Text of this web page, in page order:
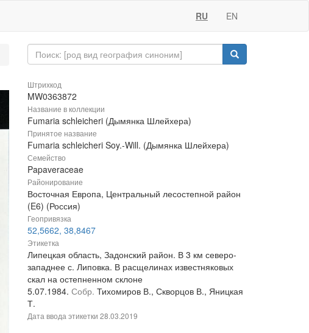
RU EN
Штрихкод
MW0363872
Название в коллекции
Fumaria schleicheri (Дымянка Шлейхера)
Принятое название
Fumaria schleicheri Soy.-Will. (Дымянка Шлейхера)
Семейство
Papaveraceae
Районирование
Восточная Европа, Центральный лесостепной район
(E6) (Россия)
Геопривязка
52,5662, 38,8467
Этикетка
Липецкая область, Задонский район. В 3 км северо-
западнее с. Липовка. В расщелинах известняковых
скал на остепненном склоне
5.07.1984. Собр. Тихомиров В., Скворцов В., Яницкая
Т.
Дата ввода этикетки 28.03.2019